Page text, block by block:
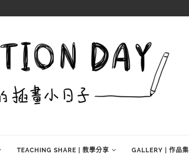
TEACHING SHARE | 教學分享 GALLERY | 作品集